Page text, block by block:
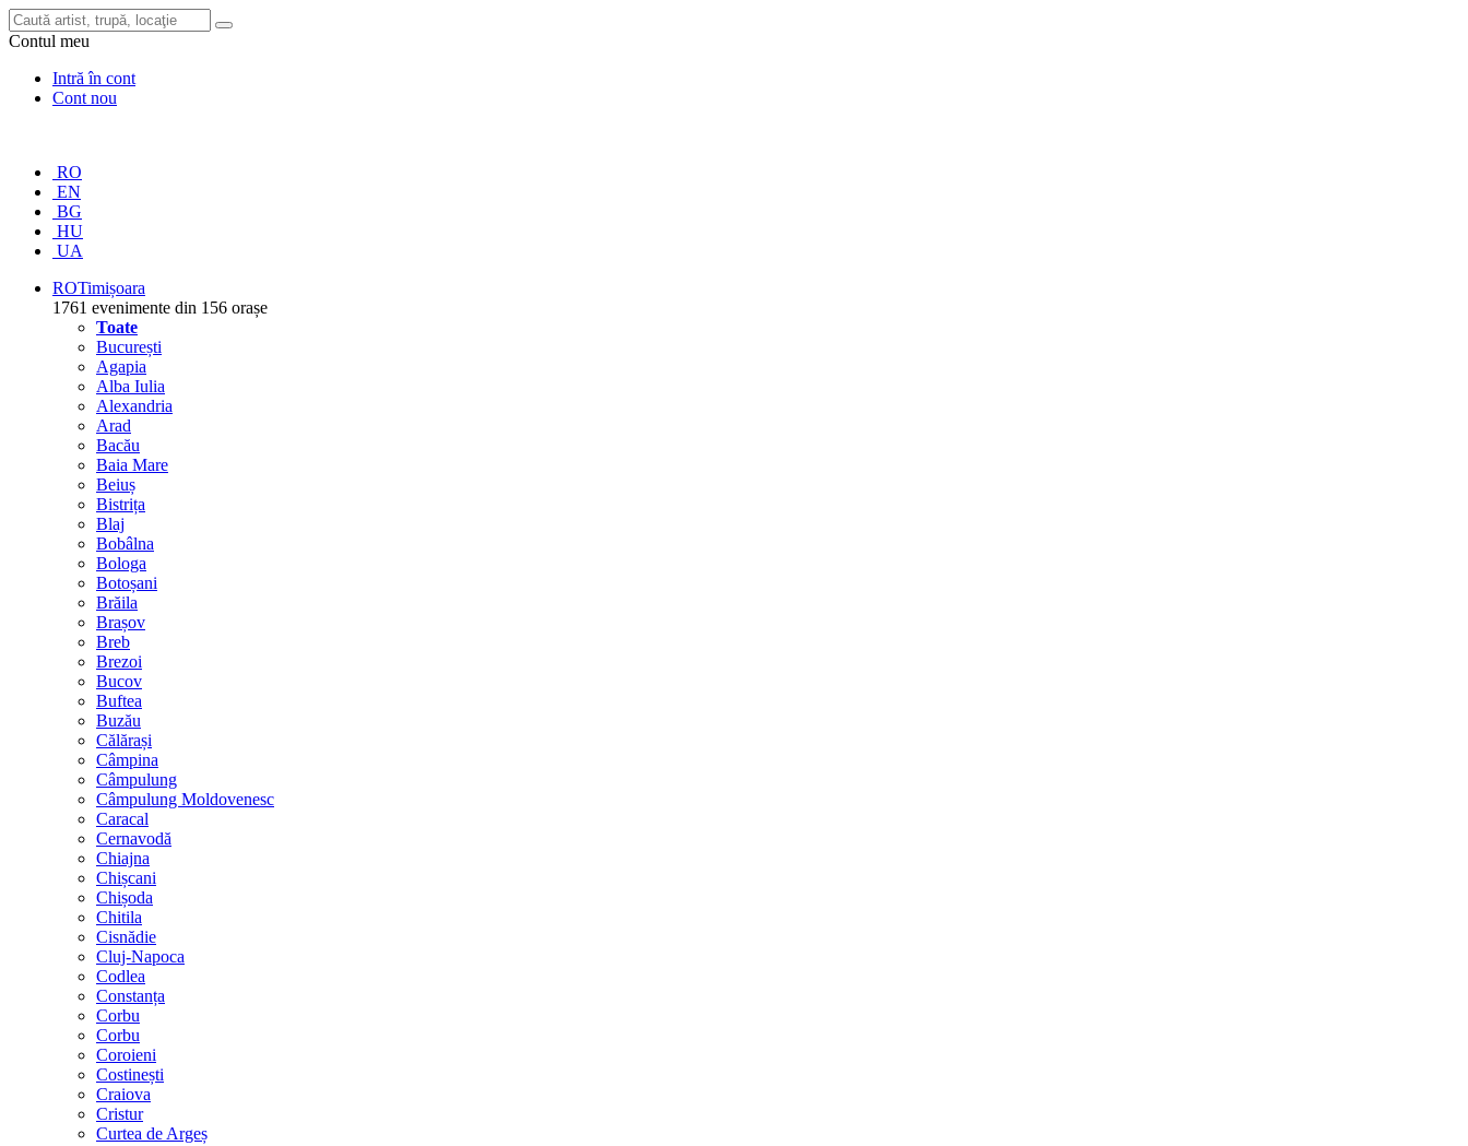
Contul meu
Intră în cont
Cont nou
RO
EN
BG
HU
UA
ROTimișoara
1761 evenimente din 156 orașe
Toate
București
Agapia
Alba Iulia
Alexandria
Arad
Bacău
Baia Mare
Beiuș
Bistrița
Blaj
Bobâlna
Bologa
Botoșani
Brăila
Brașov
Breb
Brezoi
Bucov
Buftea
Buzău
Călărași
Câmpina
Câmpulung
Câmpulung Moldovenesc
Caracal
Cernavodă
Chiajna
Chișcani
Chișoda
Chitila
Cisnădie
Cluj-Napoca
Codlea
Constanța
Corbu
Corbu
Coroieni
Costinești
Craiova
Cristur
Curtea de Argeș